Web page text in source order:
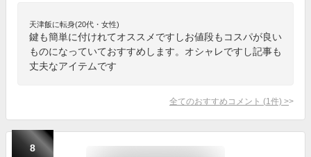
天津飯に転身(20代・女性)
鍵も簡単に付けれてオススメですしお値段もコスパが良い
ものになっていておすすめします。オシャレですし記事も
丈夫なアイテムです
全てのおすすめコメント (1 件) >
8